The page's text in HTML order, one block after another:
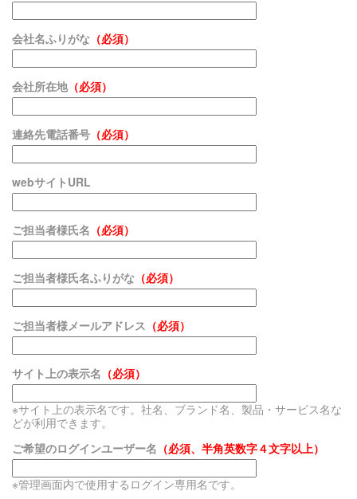
会社名ふりがな （必須）
会社所在地（必須）
連絡先電話番号 （必須）
webサイトURL
ご担当者様氏名 （必須）
ご担当者様氏名ふりがな （必須）
ご担当者様メールアドレス （必須）
サイト上の表示名 （必須）
※サイト上の表示名です。社名、ブランド名、製品・サービス名な
どが利用できます。
ご希望のログインユーザー名 （必須、半角英数字４文字以上）
※管理画面内で使用するログイン専用名です。